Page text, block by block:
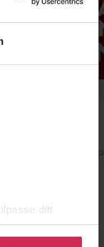
ditt
ditt samtykke.